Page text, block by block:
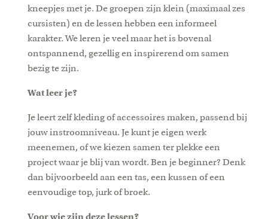
kneepjes met je. De groepen zijn klein (maximaal zes
cursisten) en de lessen hebben een informeel
karakter. We leren je veel maar het is bovenal
ontspannend, gezellig en inspirerend om samen
bezig te zijn.
Wat leer je?
Je leert zelf kleding of accessoires maken, passend bij
jouw instroomniveau. Je kunt je eigen werk
meenemen, of we kiezen samen ter plekke een
project waar je blij van wordt. Ben je beginner? Denk
dan bijvoorbeeld aan een tas, een kussen of een
eenvoudige top, jurk of broek.
Voor wie zijn deze lessen?